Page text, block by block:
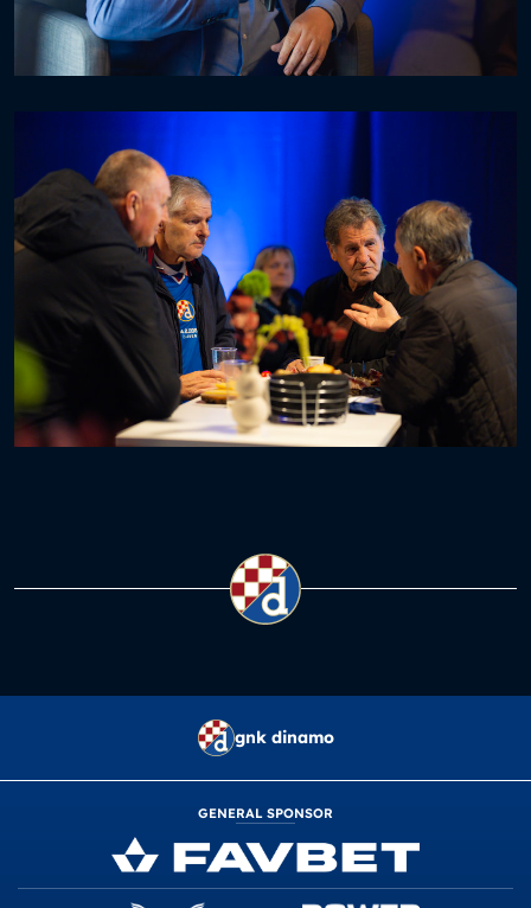
gnk dinamo
GENERAL SPONSOR